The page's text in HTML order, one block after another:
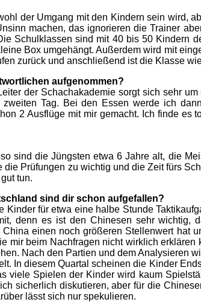
der Umgang mit den Kindern sein wird,
machen, das ignorieren die Trainer
Schulklassen sind mit 40 bis 50
Box umgehängt. Außerdem wird mit
zurück und anschließend ist die Klasse
aufgenommen?
der Schachakademie sorgt sich sehr
Tag. Bei den Essen werde ich
2 Ausflüge mit mir gemacht. Ich finde
sind die Jüngsten etwa 6 Jahre alt, die
Prüfungen zu wichtig und die Zeit fürs
tun.
sind dir schon aufgefallen?
Kinder für etwa eine halbe Stunde
denn es ist den Chinesen sehr
einen noch größeren Stellenwert hat
mir beim Nachfragen nicht wirklich
Nach den Partien und dem Analysieren
In diesem Quartal scheinen die Kinder
viele Spielen der Kinder wird kaum
sicherlich diskutieren, aber für die
lässt sich nur spekulieren.